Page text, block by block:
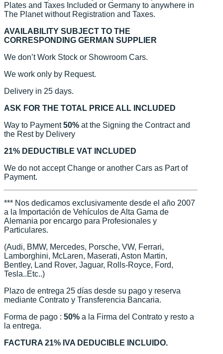
Plates and Taxes Included or Germany to anywhere in
The Planet without Registration and Taxes.
AVAILABILITY SUBJECT TO THE
CORRESPONDING GERMAN SUPPLIER
We don’t Work Stock or Showroom Cars.
We work only by Request.
Delivery in 25 days.
ASK FOR THE TOTAL PRICE ALL INCLUDED
Way to Payment50% at the Signing the Contract and
the Rest by Delivery
21% DEDUCTIBLE VAT INCLUDED
We do not accept Change or another Cars as Part of
Payment.
*** Nos dedicamos exclusivamente desde el año 2007
a la Importación de Vehículos de Alta Gama de
Alemania por encargo para Profesionales y
Particulares.
(Audi, BMW, Mercedes, Porsche, VW, Ferrari,
Lamborghini, McLaren, Maserati, Aston Martin,
Bentley, Land Rover, Jaguar, Rolls-Royce, Ford,
Tesla..Etc..)
Plazo de entrega 25 días desde su pago y reserva
mediante Contrato y Transferencia Bancaria.
Forma de pago : 50% a la Firma del Contrato y resto a
la entrega.
FACTURA 21% IVA DEDUCIBLE INCLUIDO.